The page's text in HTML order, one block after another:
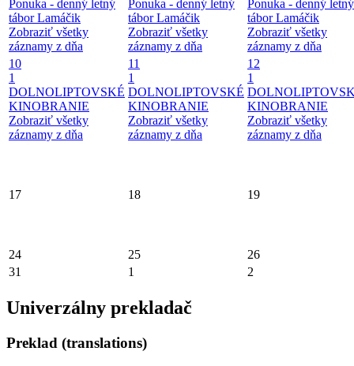
Ponuka - denný letný
tábor Lamáčik
Zobraziť všetky
záznamy z dňa
Ponuka - denný letný
tábor Lamáčik
Zobraziť všetky
záznamy z dňa
Ponuka - denný letný
tábor Lamáčik
Zobraziť všetky
záznamy z dňa
10
1
DOLNOLIPTOVSKÉ
KINOBRANIE
Zobraziť všetky
záznamy z dňa
11
1
DOLNOLIPTOVSKÉ
KINOBRANIE
Zobraziť všetky
záznamy z dňa
12
1
KINOBRANIE
Zobraziť všetky
záznamy z dňa
17 18 19
24 25
26
31
1 2
Univerzálny prekladač
Preklad (translations)